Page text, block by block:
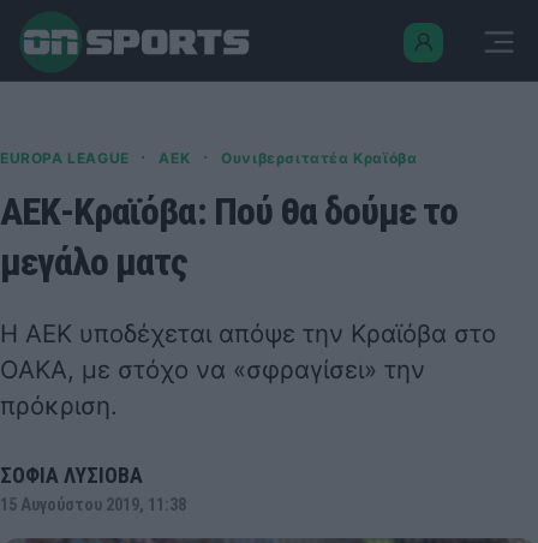
EUROPA LEAGUE · ΑΕΚ · Ουνιβερσιτατέα Κραϊόβα
ΑΕΚ-Κραϊόβα: Πού θα δούμε το
μεγάλο ματς
Η ΑΕΚ υποδέχεται απόψε την Κραϊόβα στο
ΟΑΚΑ, με στόχο να «σφραγίσει» την
πρόκριση.
ΣΟΦΙΑ ΛΥΣΙΟΒΑ
15 Αυγούστου 2019, 11:38